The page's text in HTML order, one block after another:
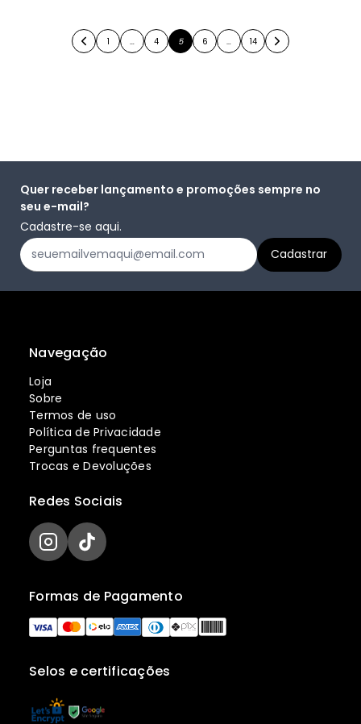
1 … 4 5 6 … 14
Quer receber lançamento e promoções sempre no
seu e-mail?
Cadastre-se aqui.
Navegação
Loja
Sobre
Termos de uso
Política de Privacidade
Perguntas frequentes
Trocas e Devoluções
Selos e certificações
Formas de Pagamento
Redes Sociais